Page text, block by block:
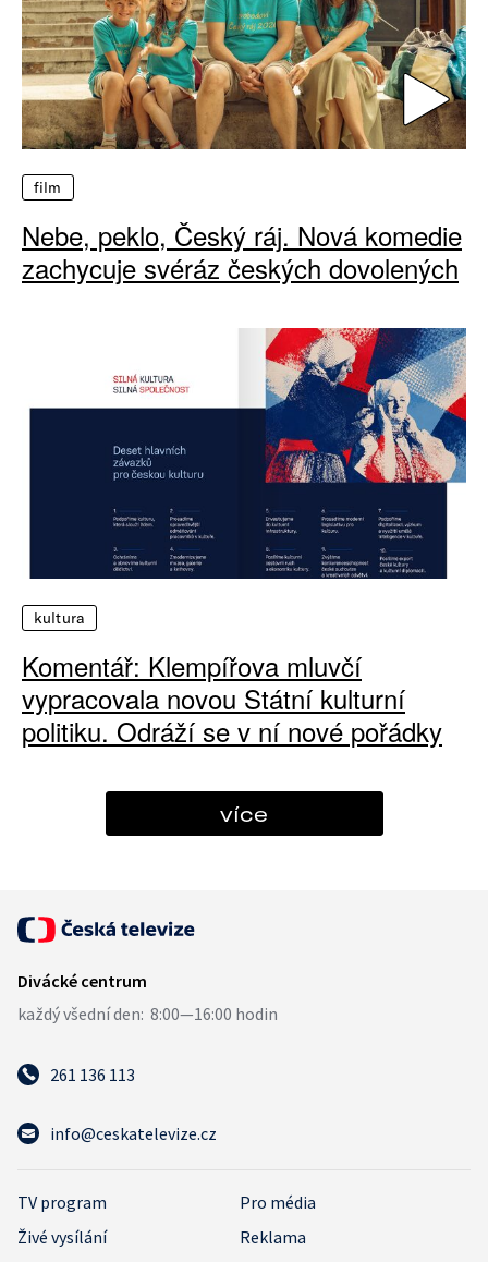
film
Nebe, peklo, Český ráj. Nová komedie
zachycuje svéráz českých dovolených
kultura
Komentář: Klempířova mluvčí
vypracovala novou Státní kulturní
politiku. Odráží se v ní nové pořádky
více
261 136 113
info@ceskatelevize.cz
TV program
Pro média
Živé vysílání
Reklama